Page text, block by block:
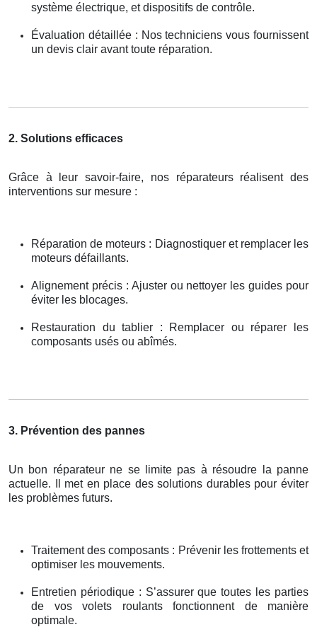
système électrique, et dispositifs de contrôle.
Évaluation détaillée : Nos techniciens vous fournissent
un devis clair avant toute réparation.
2. Solutions efficaces
Grâce à leur savoir-faire, nos réparateurs réalisent des
interventions sur mesure :
Réparation de moteurs : Diagnostiquer et remplacer les
moteurs défaillants.
Alignement précis : Ajuster ou nettoyer les guides pour
éviter les blocages.
Restauration du tablier : Remplacer ou réparer les
composants usés ou abîmés.
3. Prévention des pannes
Un bon réparateur ne se limite pas à résoudre la panne
actuelle. Il met en place des solutions durables pour éviter
les problèmes futurs.
Traitement des composants : Prévenir les frottements et
optimiser les mouvements.
Entretien périodique : S’assurer que toutes les parties
de vos volets roulants fonctionnent de manière
optimale.